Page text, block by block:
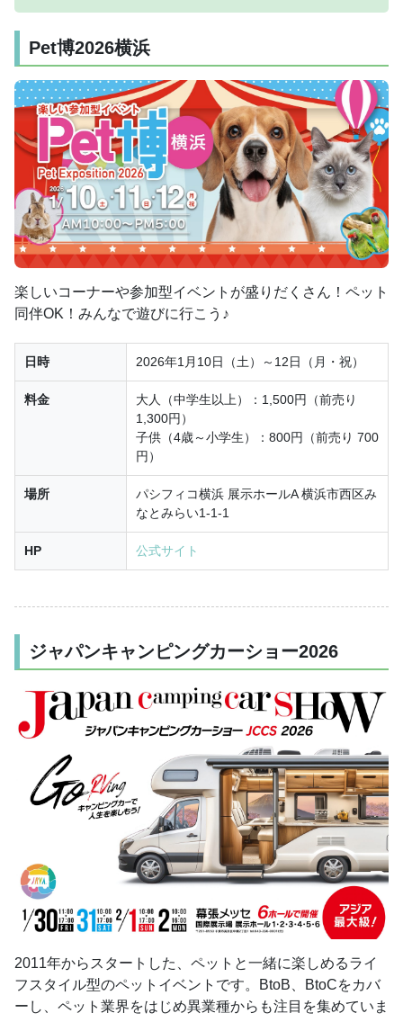
Pet博2026横浜
楽しいコーナーや参加型イベントが盛りだくさん！ペット
同伴OK！みんなで遊びに行こう♪
日時 2026年1月10日（土）～12日（月・祝）
料金
大人（中学生以上）：1,500円（前売り
1,300円）
子供（4歳～小学生）：800円（前売り 700
円）
場所
パシフィコ横浜 展示ホールA 横浜市西区み
なとみらい1-1-1
HP 公式サイト
ジャパンキャンピングカーショー2026
2011年からスタートした、ペットと一緒に楽しめるライ
フスタイル型のペットイベントです。BtoB、BtoCをカバ
ーし、ペット業界をはじめ異業種からも注目を集めていま